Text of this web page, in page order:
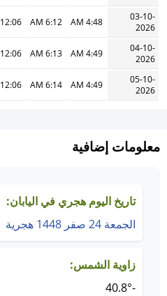
03-10-
2026
4:48 AM
6:12 AM
12:06 PM
04-10-
2026
4:49 AM
6:13 AM
12:06 PM
05-10-
2026
4:49 AM
6:14 AM
12:06 PM
معلومات إضافية
تاريخ اليوم هجري في اليابان:
الجمعة 24 صفر 1448 هجرية
زاوية الشمس:
-40.8°